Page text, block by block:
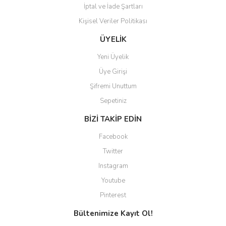
Gönder
İptal ve İade Şartları
Kişisel Veriler Politikası
ÜYELİK
Yeni Üyelik
Üye Girişi
Şifremi Unuttum
Sepetiniz
BİZİ TAKİP EDİN
Facebook
Twitter
Instagram
Youtube
Pinterest
Bültenimize Kayıt Ol!